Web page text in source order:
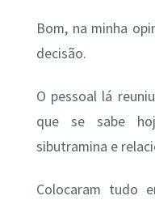
Bom, na minha
decisão.
O pessoal lá
que se sabe
sibutramina e
Colocaram tudo